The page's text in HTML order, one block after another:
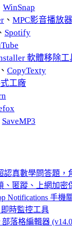
WinSnap
、 MPC影音播放器
Spotify
軟體移除工
CopyTexty
工廠
SaveMP3
認真數學問答題
、匿蹤、上網加密
Notifications 手機
即時監控工具
落格編輯器